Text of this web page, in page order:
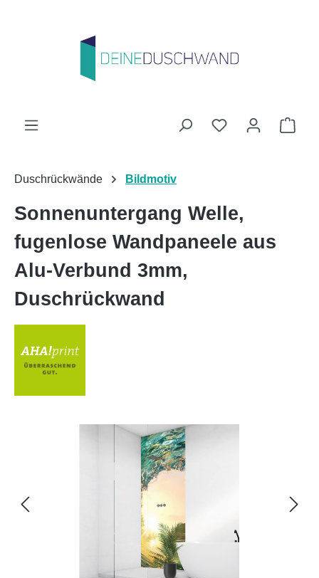
Du hast 0
Duschrückwände Bildmotiv
Sonnenuntergang Welle,
fugenlose Wandpaneele aus
Alu-Verbund 3mm,
Duschrückwand